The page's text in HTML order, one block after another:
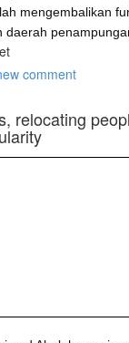
mengembalikan
daerah
comment
relocating